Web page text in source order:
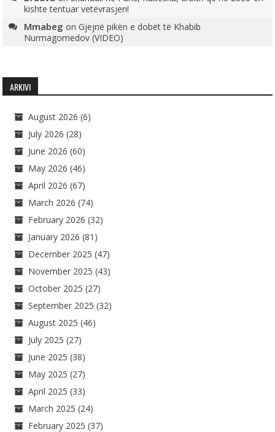
kishte tentuar vetëvrasjen!
Mmabeg onGjejnë pikën e dobët të Khabib
Nurmagomedov (VIDEO)
ARKIVI
August 2026 (6)
July 2026 (28)
June 2026 (60)
May 2026 (46)
April 2026 (67)
March 2026 (74)
February 2026 (32)
January 2026 (81)
December 2025 (47)
November 2025 (43)
October 2025 (27)
September 2025 (32)
August 2025 (46)
July 2025 (27)
June 2025 (38)
May 2025 (27)
April 2025 (33)
March 2025 (24)
February 2025 (37)